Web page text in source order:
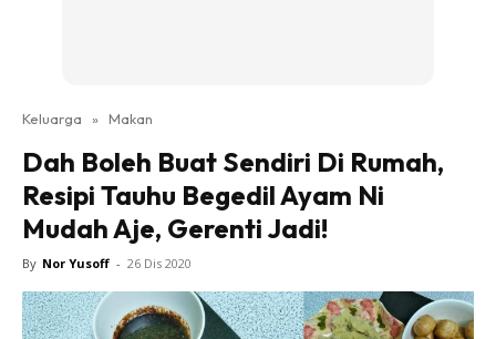
Keluarga » Makan
Dah Boleh Buat Sendiri Di Rumah,
Resipi Tauhu Begedil Ayam Ni
Mudah Aje, Gerenti Jadi!
By Nor Yusoff - 26 Dis 2020